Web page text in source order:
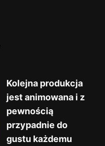
Kolejna produkcja
jest animowana i z
pewnością
przypadnie do
gustu każdemu